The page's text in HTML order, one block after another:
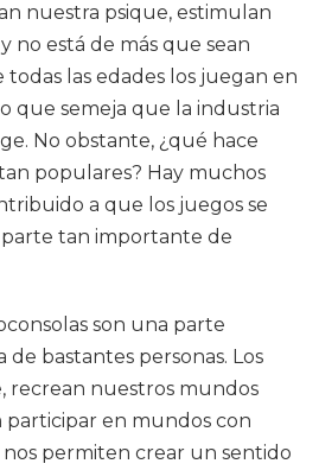
nuestra psique, estimulan
no está de más que sean
todas las edades los juegan en
que semeja que la industria
No obstante, ¿qué hace
populares? Hay muchos
a que los juegos se
tan importante de
son una parte
bastantes personas. Los
recrean nuestros mundos
participar en mundos con
nos permiten crear un sentido